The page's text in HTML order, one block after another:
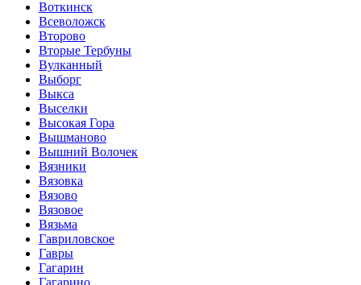
Воткинск
Всеволожск
Второво
Вторые Тербуны
Вулканный
Выборг
Выкса
Выселки
Высокая Гора
Вышманово
Вышний Волочек
Вязники
Вязовка
Вязово
Вязовое
Вязьма
Гавриловское
Гавры
Гагарин
Гагарино